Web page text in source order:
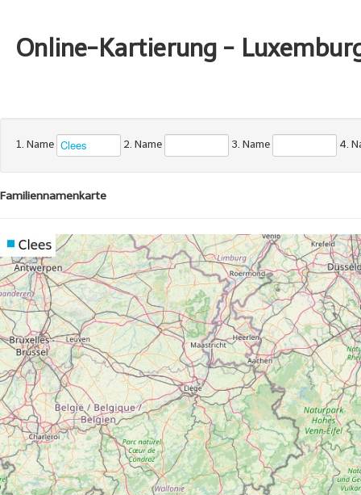
Online-Kartierung -
1. Name 2. Name 3. Name 4.
Familiennamenkarte